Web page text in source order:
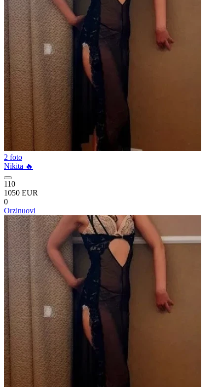
2 foto
Nikita 🔥
110
1050 EUR
0
Orzinuovi